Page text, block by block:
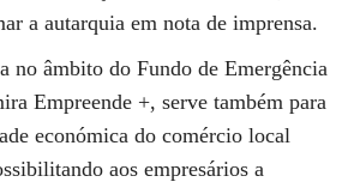
a autarquia em nota de imprensa.
no âmbito do Fundo de Emergência
Empreende +, serve também para
económica do comércio local
aos empresários a